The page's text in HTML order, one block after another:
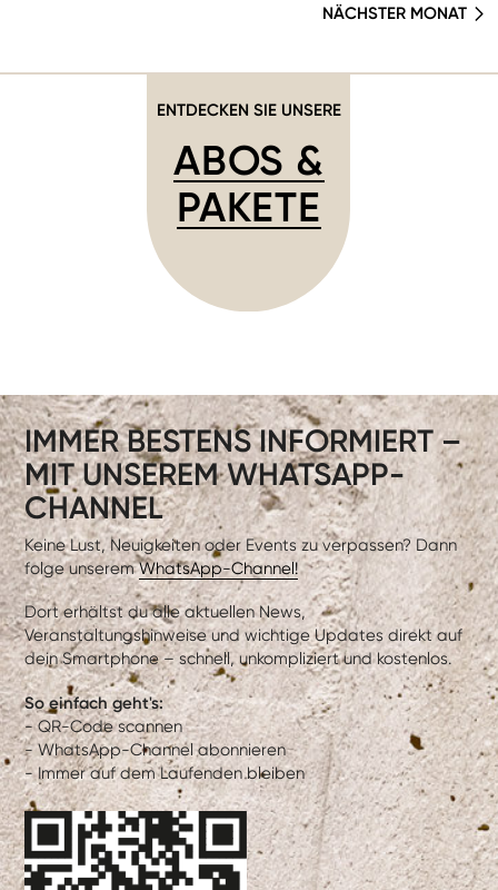
NÄCHSTER MONAT
ENTDECKEN SIE UNSERE
ABOS &
PAKETE
IMMER BESTENS INFORMIERT –
MIT UNSEREM WHATSAPP-
CHANNEL
Keine Lust, Neuigkeiten oder Events zu verpassen? Dann
folge unseremWhatsApp-Channel!
Dort erhältst du alle aktuellen News,
Veranstaltungshinweise und wichtige Updates direkt auf
dein Smartphone – schnell, unkompliziert und kostenlos.
So einfach geht's:
- QR-Code scannen
- WhatsApp-Channel abonnieren
- Immer auf dem Laufenden bleiben